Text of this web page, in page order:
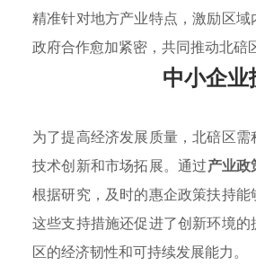
精准针对地方产业特点，激励区域
政府合作愈加紧密，共同推动北碚
中小企
为了提高经济发展质量，北碚区
技术创新和市场拓展。通过产业政
根据研究，及时的惠企政策扶持
这些支持措施还促进了创新环境
区的经济韧性和可持续发展能力。